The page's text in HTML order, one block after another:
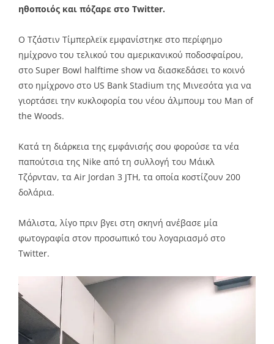
ηθοποιός και πόζαρε στο Twitter.
Ο Τζάστιν Τίμπερλεϊκ εμφανίστηκε στο περίφημο
ημίχρονο του τελικού του αμερικανικού ποδοσφαίρου,
στο Super Bowl halftime show να διασκεδάσει το κοινό
στο ημίχρονο στο US Bank Stadium της Μινεσότα για να
γιορτάσει την κυκλοφορία του νέου άλμπουμ του Man of
the Woods.
Κατά τη διάρκεια της εμφάνισής σου φορούσε τα νέα
παπούτσια της Nike από τη συλλογή του Μάικλ
Τζόρνταν, τα Air Jordan 3 JTH, τα οποία κοστίζουν 200
δολάρια.
Μάλιστα, λίγο πριν βγει στη σκηνή ανέβασε μία
φωτογραφία στον προσωπικό του λογαριασμό στο
Twitter.